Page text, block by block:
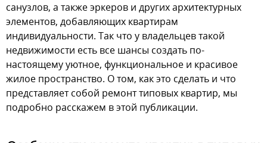
санузлов, а также эркеров и других архитектурных
элементов, добавляющих квартирам
индивидуальности. Так что у владельцев такой
недвижимости есть все шансы создать по-
настоящему уютное, функциональное и красивое
жилое пространство. О том, как это сделать и что
представляет собой ремонт типовых квартир, мы
подробно расскажем в этой публикации.